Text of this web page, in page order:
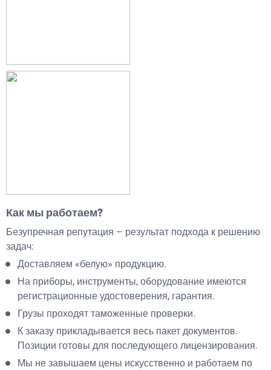
Как мы работаем?
Безупречная репутация – результат подхода к решению
задач:
Доставляем «белую» продукцию.
На приборы, инструменты, оборудование имеются
регистрационные удостоверения, гарантия.
Грузы проходят таможенные проверки.
К заказу прикладывается весь пакет документов.
Позиции готовы для последующего лицензирования.
Мы не завышаем цены искусственно и работаем по